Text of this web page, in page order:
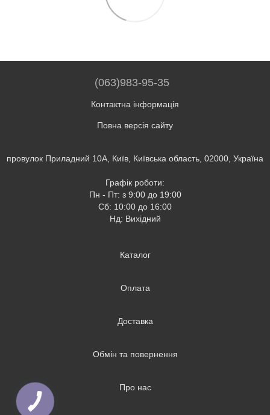
(063)983-95-35
Контактна інформація
Повна версія сайту
провулок Приладний 10А, Київ, Київська область, 02000, Україна
Графік роботи:
Пн - Пт: з 9:00 до 19:00
Сб: 10:00 до 16:00
Нд: Вихідний
Каталог
Оплата
Доставка
Обмін та повернення
Про нас